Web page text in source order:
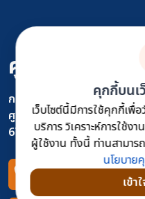
คุกกี้บนเ
เว็บไซต์นี้มีการใช้คุกกี้เพื่
บริการ วิเคราะห์การใช้
ผู้ใช้งาน ทั้งนี้ ท่านสามาร
นโยบาย
เข้า
ศูนย์สร้างทาง
กรมทางหลวง
ศูนย์สร้างทางหล่มสัก หมู่ที่
67110
โทรศัพท์